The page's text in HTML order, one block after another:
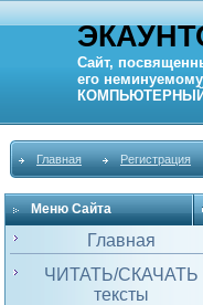
Сайт,
его
КОМПЬЮТЕРНЫЙ
Главная Регистрация
Меню Сайта
Главная
ЧИТАТЬ/СКАЧАТЬ
тексты